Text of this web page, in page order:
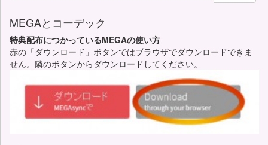
MEGAとコーデック
特典配布につかっているMEGAの使い方
赤の「ダウンロード」ボタンではブラウザでダウンロードできま
せん。隣のボタンからダウンロードしてください。